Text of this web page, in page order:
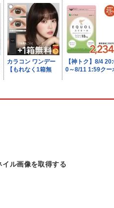
パム対策）。
ル画像を取得する